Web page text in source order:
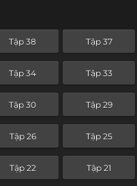
Tập 38 Tập 37
Tập 34 Tập 33
Tập 30 Tập 29
Tập 26 Tập 25
Tập 22 Tập 21